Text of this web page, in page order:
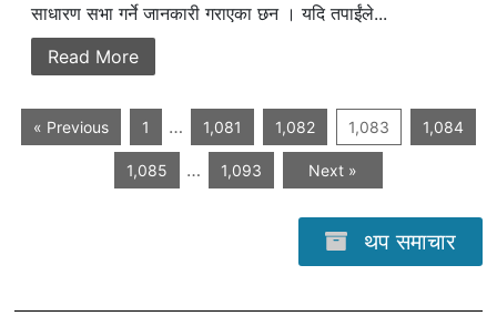
साधारण सभा गर्ने जानकारी गराएका छन । यदि तपाईंले...
Read More
« Previous 1 … 1,081 1,082 1,083 1,084
1,085 … 1,093 Next »
थप समाचार